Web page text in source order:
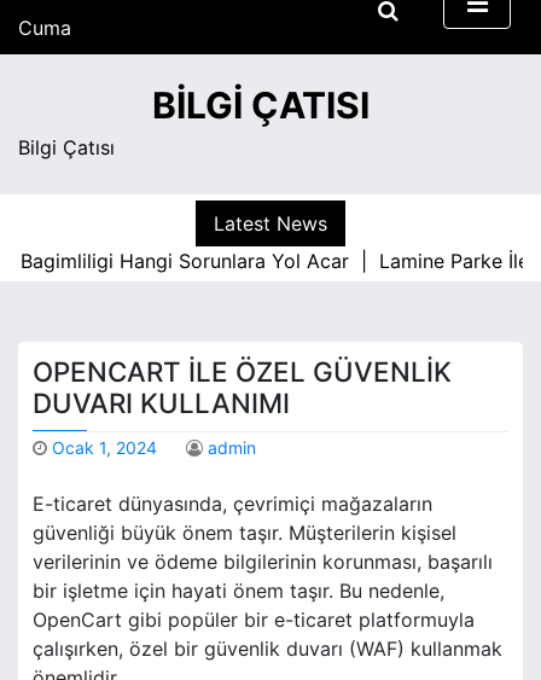
Cuma
Ağustos 7, 2026
BILGI ÇATISI
Bilgi Çatısı
Latest News
Hangi Sorunlara Yol Acar |Lamine Parke İle İc
OPENCART İLE ÖZEL GÜVENLIK
DUVARI KULLANIMI
Ocak 1, 2024 admin
E-ticaret dünyasında, çevrimiçi mağazaların
güvenliği büyük önem taşır. Müşterilerin kişisel
verilerinin ve ödeme bilgilerinin korunması, başarılı
bir işletme için hayati önem taşır. Bu nedenle,
OpenCart gibi popüler bir e-ticaret platformuyla
çalışırken, özel bir güvenlik duvarı (WAF) kullanmak